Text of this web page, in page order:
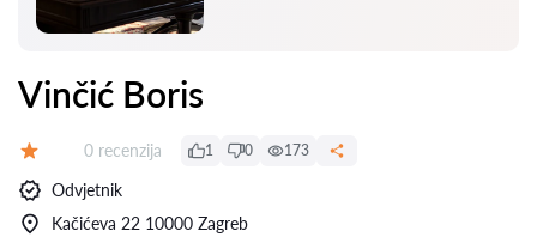
Vinčić Boris
Recenzija:
0 recenzija 1 0 173
Odvjetnik
Kačićeva 22 10000 Zagreb